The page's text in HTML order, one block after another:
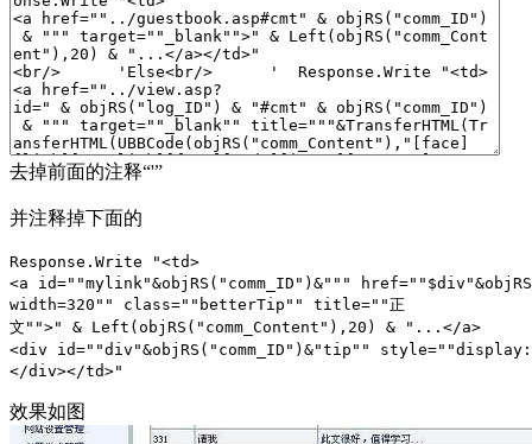
去掉前面的注释“'”
并注释掉下面的
Response.Write "<td>
<a id=""mylink"&objRS("comm_ID")&"""
width=320"" class=""betterTip"" title=""正
文"">" & Left(objRS("comm_Content"),20) & "...</a>
<div id=""div"&objRS("comm_ID")&"tip""
</div></td>"
效果如图